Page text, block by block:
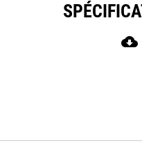
cloud_download